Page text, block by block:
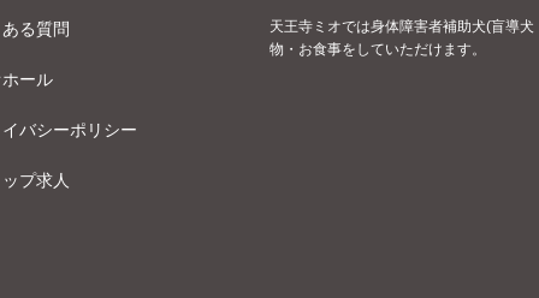
る質問
ール
バシーポリシー
プ求人
天王寺ミオでは身体障害者補助犬(盲導
物・お食事をしていただけます。